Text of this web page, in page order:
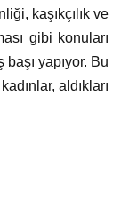
kaşıkçılık ve
gibi konuları
yapıyor. Bu
aldıkları